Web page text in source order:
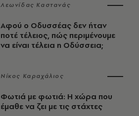
Λεωνίδας Καστανάς
Αφού ο Οδυσσέας δεν ήταν
ποτέ τέλειος, πώς περιμένουμε
να είναι τέλεια η Οδύσσεια;
Νίκος Καραχάλιος
Φωτιά με φωτιά: Η χώρα που
έμαθε να ζει με τις στάχτες